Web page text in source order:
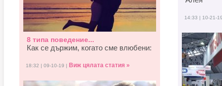
8 типа поведение...
Как се държим, когато смe влюбени:
18:32 | 09-10-19 | Виж цялата статия »
14:33 | 10-21-